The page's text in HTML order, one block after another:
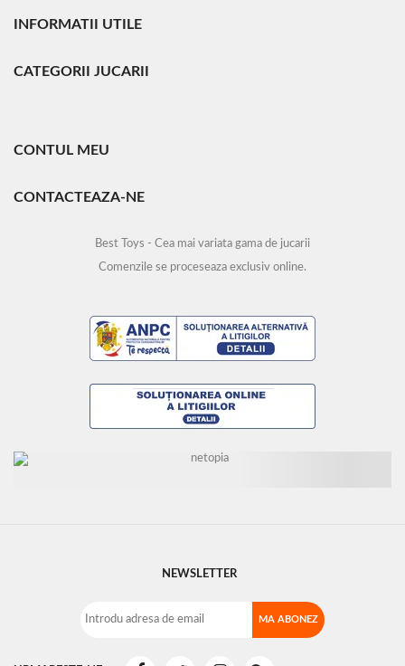
INFORMATII UTILE
CATEGORII JUCARII
CONTUL MEU
CONTACTEAZA-NE
Best Toys - Cea mai variata gama de jucarii
Comenzile se proceseaza exclusiv online.
NEWSLETTER